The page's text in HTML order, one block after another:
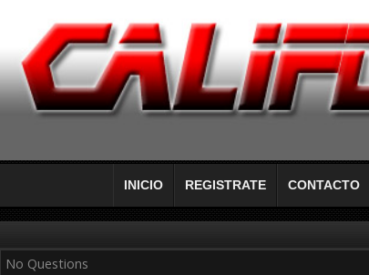
INICIO REGISTRATE CONTACTO
No Questions